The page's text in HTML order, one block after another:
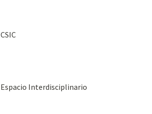
CSIC
Espacio Interdisciplinario